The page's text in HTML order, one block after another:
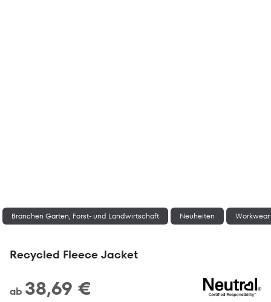
Branchen Garten, Forst- und Landwirtschaft Neuheiten
Recycled Fleece Jacket
ab 38,69 €